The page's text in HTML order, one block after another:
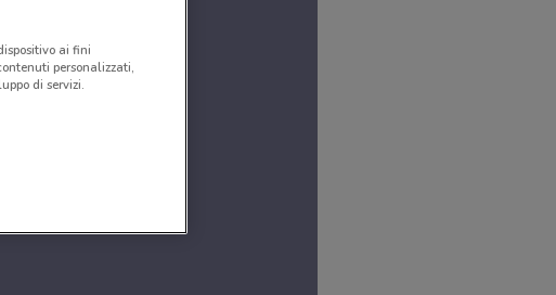
ai fini
personalizzati,
di servizi.